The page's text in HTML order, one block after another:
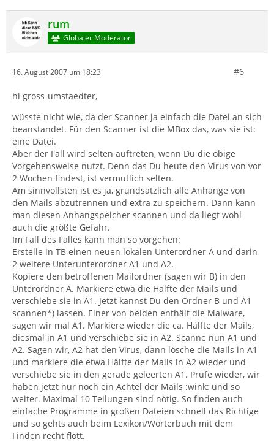
rum
Globaler Moderator
16. August 2007 um 18:23 #6
hi gross-umstaedter,
wüsste nicht wie, da der Scanner ja einfach die Datei an sich
beanstandet. Für den Scanner ist die MBox das, was sie ist:
eine Datei.
Aber der Fall wird selten auftreten, wenn Du die obige
Vorgehensweise nutzt. Denn das Du heute den Virus von vor
2 Wochen findest, ist vermutlich selten.
Am sinnvollsten ist es ja, grundsätzlich alle Anhänge von
den Mails abzutrennen und extra zu speichern. Dann kann
man diesen Anhangspeicher scannen und da liegt wohl
auch die größte Gefahr.
Im Fall des Falles kann man so vorgehen:
Erstelle in TB einen neuen lokalen Unterordner A und darin
2 weitere Unterunterordner A1 und A2.
Kopiere den betroffenen Mailordner (sagen wir B) in den
Unterordner A. Markiere etwa die Hälfte der Mails und
verschiebe sie in A1. Jetzt kannst Du den Ordner B und A1
scannen*) lassen. Einer von beiden enthält die Malware,
sagen wir mal A1. Markiere wieder die ca. Hälfte der Mails,
diesmal in A1 und verschiebe sie in A2. Scanne nun A1 und
A2. Sagen wir, A2 hat den Virus, dann lösche die Mails in A1
und markiere die etwa Hälfte der Mails in A2 wieder und
verschiebe sie in den gerade geleerten A1. Prüfe wieder, wir
haben jetzt nur noch ein Achtel der Mails :wink: und so
weiter. Maximal 10 Teilungen sind nötig. So finden auch
einfache Programme in großen Dateien schnell das Richtige
und so gehts auch beim Lexikon/Wörterbuch mit dem
Finden recht flott.